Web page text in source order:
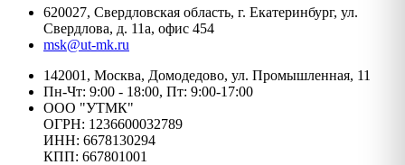
620027, Свердловская область, г. Екатеринбург, ул.
Свердлова, д. 11а, офис 454
msk@ut-mk.ru
142001, Москва, Домодедово, ул. Промышленная, 11
Пн-Чт: 9:00 - 18:00, Пт: 9:00-17:00
ООО "УТМК"
ОГРН: 1236600032789
ИНН: 6678130294
КПП: 667801001